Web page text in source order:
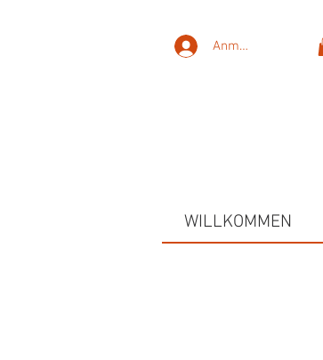
Anmelden
WILLKOMMEN